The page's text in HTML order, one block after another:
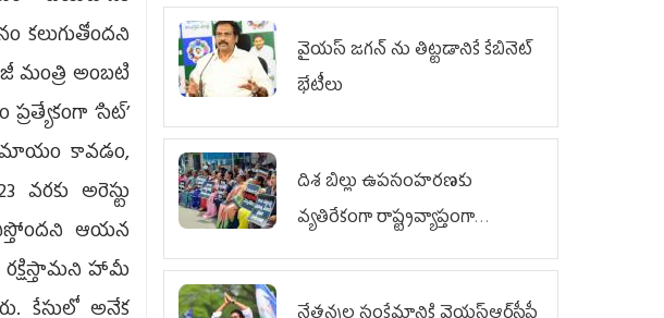
కలుగుతోందని
మంత్రి అంబటి
‘సిట్‌’
మాయం కావడం,
అరెస్టు
ఆయన
హామీ
వైయ‌స్ జగన్‌ ను తిట్టడానికే కేబినెట్‌
భేటీలు
దిశ బిల్లు ఉపసంహరణకు
వ్యతిరేకంగా రాష్ట్రవ్యాప్తంగా
వైయ‌స్ఆర్‌సీపీ మహిళా విభాగం